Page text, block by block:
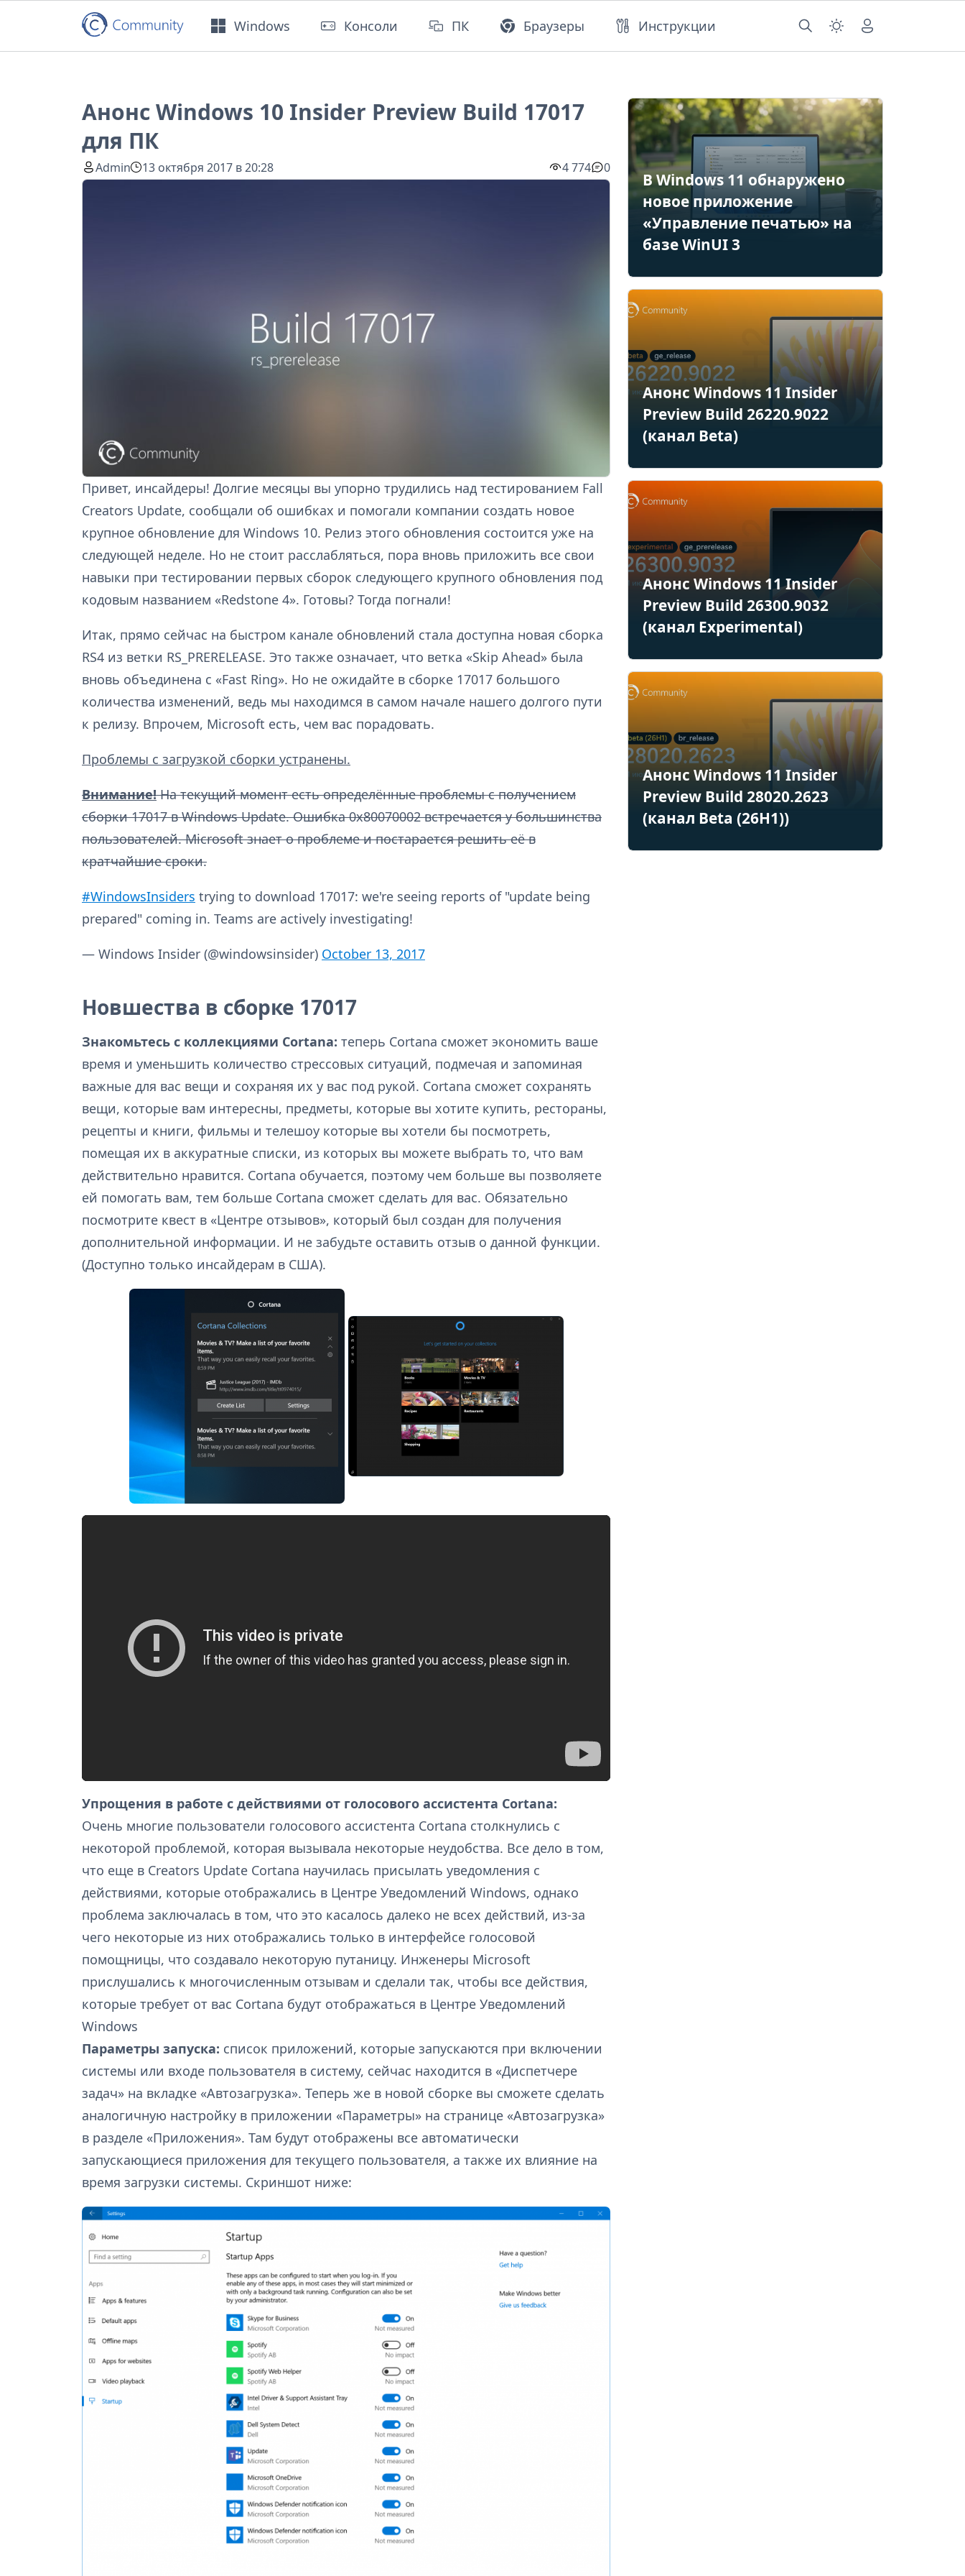
Windows Консоли ПК Браузеры Инструкции
Анонс Windows 10 Insider Preview Build 17017
для ПК
Admin 13 октября 2017 в 20:28 4 774 0
Привет, инсайдеры! Долгие месяцы вы упорно трудились над тестированием Fall
Creators Update, сообщали об ошибках и помогали компании создать новое
крупное обновление для Windows 10. Релиз этого обновления состоится уже на
следующей неделе. Но не стоит расслабляться, пора вновь приложить все свои
навыки при тестировании первых сборок следующего крупного обновления под
кодовым названием «Redstone 4». Готовы? Тогда погнали!
Итак, прямо сейчас на быстром канале обновлений стала доступна новая сборка
RS4 из ветки RS_PRERELEASE. Это также означает, что ветка «Skip Ahead» была
вновь объединена с «Fast Ring». Но не ожидайте в сборке 17017 большого
количества изменений, ведь мы находимся в самом начале нашего долгого пути
к релизу. Впрочем, Microsoft есть, чем вас порадовать.
Проблемы с загрузкой сборки устранены.
Внимание!На текущий момент есть определённые проблемы с получением
сборки 17017 в Windows Update. Ошибка 0x80070002 встречается у большинства
пользователей. Microsoft знает о проблеме и постарается решить её в
кратчайшие сроки.
#WindowsInsiders trying to download 17017: we're seeing reports of "update being
prepared" coming in. Teams are actively investigating!
— Windows Insider (@windowsinsider) October 13, 2017
Новшества в сборке 17017
Знакомьтесь с коллекциями Cortana: теперь Cortana сможет экономить ваше
время и уменьшить количество стрессовых ситуаций, подмечая и запоминая
важные для вас вещи и сохраняя их у вас под рукой. Cortana сможет сохранять
вещи, которые вам интересны, предметы, которые вы хотите купить, рестораны,
рецепты и книги, фильмы и телешоу которые вы хотели бы посмотреть,
помещая их в аккуратные списки, из которых вы можете выбрать то, что вам
действительно нравится. Cortana обучается, поэтому чем больше вы позволяете
ей помогать вам, тем больше Cortana сможет сделать для вас. Обязательно
посмотрите квест в «Центре отзывов», который был создан для получения
дополнительной информации. И не забудьте оставить отзыв о данной функции.
(Доступно только инсайдерам в США).
Упрощения в работе с действиями от голосового ассистента Cortana:
Очень многие пользователи голосового ассистента Cortana столкнулись с
некоторой проблемой, которая вызывала некоторые неудобства. Все дело в том,
что еще в Creators Update Cortana научилась присылать уведомления с
действиями, которые отображались в Центре Уведомлений Windows, однако
проблема заключалась в том, что это касалось далеко не всех действий, из-за
чего некоторые из них отображались только в интерфейсе голосовой
помощницы, что создавало некоторую путаницу. Инженеры Microsoft
прислушались к многочисленным отзывам и сделали так, чтобы все действия,
которые требует от вас Cortana будут отображаться в Центре Уведомлений
Windows
Параметры запуска: список приложений, которые запускаются при включении
системы или входе пользователя в систему, сейчас находится в «Диспетчере
задач» на вкладке «Автозагрузка». Теперь же в новой сборке вы сможете сделать
аналогичную настройку в приложении «Параметры» на странице «Автозагрузка»
в разделе «Приложения». Там будут отображены все автоматически
запускающиеся приложения для текущего пользователя, а также их влияние на
время загрузки системы. Скриншот ниже:
В Windows 11 обнаружено
новое приложение
«Управление печатью» на
базе WinUI 3
Анонс Windows 11 Insider
Preview Build 26220.9022
(канал Beta)
Анонс Windows 11 Insider
Preview Build 26300.9032
(канал Experimental)
Анонс Windows 11 Insider
Preview Build 28020.2623
(канал Beta (26H1))